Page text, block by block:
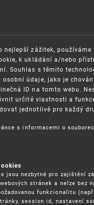
nejlepší zážitek, používáme
k ukládání a/nebo
Souhlas s těmito
údaje, jako je
ID na tomto webu.
určité vlastnosti a
jednotlivě pro každý
s informacemi o
jsou nezbytné pro zajištění
stránek a nelze bez
funkcionalitu
session id, nastavení